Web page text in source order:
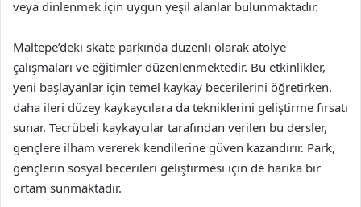
veya dinlenmek için uygun yeşil alanlar bulunmaktadır.
Maltepe’deki skate parkında düzenli olarak atölye
çalışmaları ve eğitimler düzenlenmektedir. Bu etkinlikler,
yeni başlayanlar için temel kaykay becerilerini öğretirken,
daha ileri düzey kaykaycılara da tekniklerini geliştirme fırsatı
sunar. Tecrübeli kaykaycılar tarafından verilen bu dersler,
gençlere ilham vererek kendilerine güven kazandırır. Park,
gençlerin sosyal becerileri geliştirmesi için de harika bir
ortam sunmaktadır.